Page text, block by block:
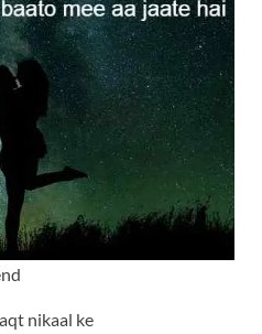
nikaal ke